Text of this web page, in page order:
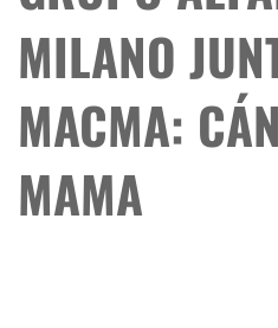
MILANO
MACMA:
MAMA